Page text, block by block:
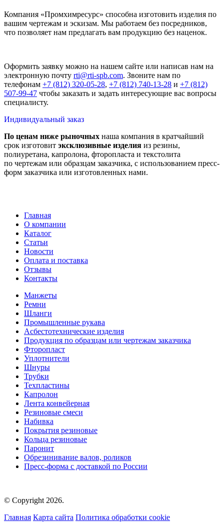
Компания «Промхимресурс» способна изготовить изделия по
вашим чертежам и эскизам. Мы работаем без посредников,
что позволяет нам предлагать вам продукцию без наценок.
Оформить заявку можно на нашем сайте или написав нам на
электронную почту rti@rti-spb.com. Звоните нам по
телефонам +7 (812) 320-05-28, +7 (812) 740-13-28 и +7 (812)
507-99-47 чтобы заказать и задать интересующие вас вопросы
специалисту.
Индивидуальный заказ
По ценам ниже рыночных наша компания в кратчайший
срок изготовит эксклюзивные изделия из резины,
полиуретана, капролона, фторопласта и текстолита
по чертежам или образцам заказчика, с использованием пресс-
форм заказчика или изготовленных нами.
Главная
О компании
Каталог
Статьи
Новости
Оплата и поставка
Отзывы
Контакты
Манжеты
Ремни
Шланги
Промышленные рукава
Асбестотехнические изделия
Продукция по образцам или чертежам заказчика
Фторопласт
Уплотнители
Шнуры
Трубки
Техпластины
Капролон
Лента конвейерная
Резиновые смеси
Набивка
Покрытия резиновые
Кольца резиновые
Паронит
Обрезинивание валов, роликов
Пресс-форма с доставкой по России
© Copyright 2026.
Главная Карта сайта Политика обработки cookie